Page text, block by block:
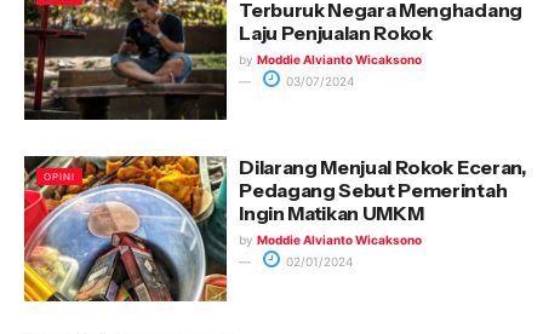
Terburuk Negara Menghadang
Laju Penjualan Rokok
by Moddie Alvianto Wicaksono
03/07/2024
OPINI
Dilarang Menjual Rokok Eceran,
Pedagang Sebut Pemerintah
Ingin Matikan UMKM
by Moddie Alvianto Wicaksono
02/01/2024